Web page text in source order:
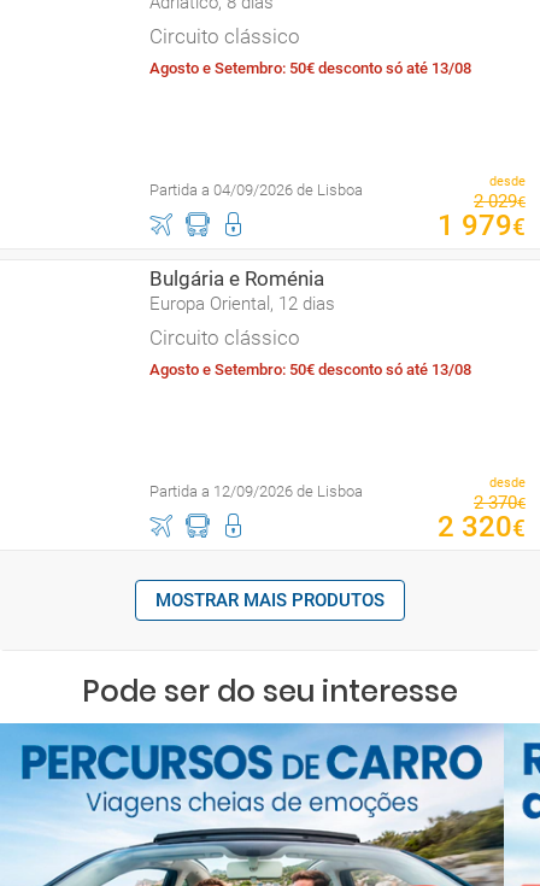
Circuito clássico
Agosto e Setembro: 50€ desconto só até 13/08
Partida a 04/09/2026 de Lisboa desde
2 029€
1 979€
Bulgária e Roménia
Europa Oriental, 12 dias
Circuito clássico
Agosto e Setembro: 50€ desconto só até 13/08
Partida a 12/09/2026 de Lisboa desde
2 370€
2 320€
MOSTRAR MAIS PRODUTOS
Pode ser do seu interesse